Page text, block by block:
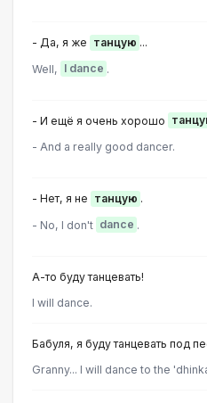
- Да, я же танцую ...
Well, I dance .
- И ещё я очень хорошо
- And a really good dancer.
- Нет, я не танцую .
- No, I don't dance .
А-то буду танцевать!
I will dance.
Бабуля, я буду танцевать под
Granny... I will dance to the